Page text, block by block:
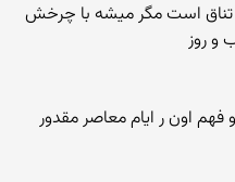
۱۰۰ سال بگه این تناق است مگر میشه با چرخش
روز
اون ر ایام معاصر مقدور